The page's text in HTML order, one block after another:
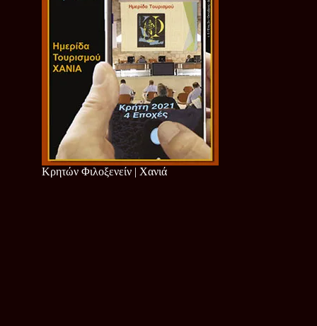
Κρητών Φιλοξενείν | Χανιά